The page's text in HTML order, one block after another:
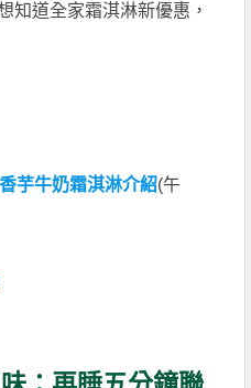
知道全家霜淇淋新優惠，
芋牛奶霜淇淋介紹(午